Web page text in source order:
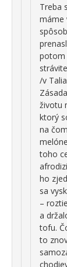
Treba
máme
potom
/v
životu
ktorý
na
toho
ho
sa
–
a
tofu.
to